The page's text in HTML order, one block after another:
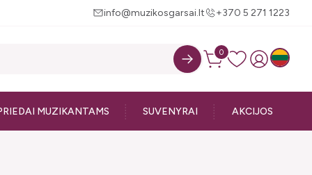
info@muzikosgarsai.lt +370 5 271 1223
0
MUZIKANTAMS SUVENYRAI AKCIJOS